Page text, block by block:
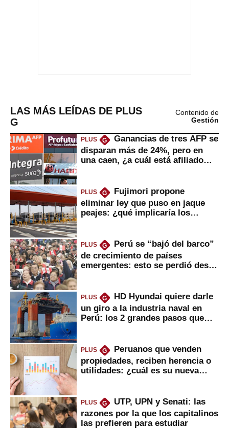
LAS MÁS LEÍDAS DE PLUS
G
Contenido de
Gestión
PLUS G
Ganancias de tres AFP se
disparan más de 24%, pero en
una caen, ¿a cuál está afiliado
PLUS G
Fujimori propone
eliminar ley que puso en jaque
peajes: ¿qué implicaría los
PLUS G
Perú se “bajó del barco”
de crecimiento de países
emergentes: esto se perdió desde
PLUS G
HD Hyundai quiere darle
un giro a la industria naval en
Perú: los 2 grandes pasos que
PLUS G
Peruanos que venden
propiedades, reciben herencia o
utilidades: ¿cuál es su nueva
PLUS G
UTP, UPN y Senati: las
razones por la que los capitalinos
las prefieren para estudiar